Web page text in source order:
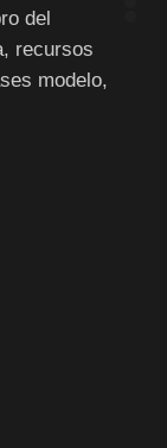
del
recursos
modelo,